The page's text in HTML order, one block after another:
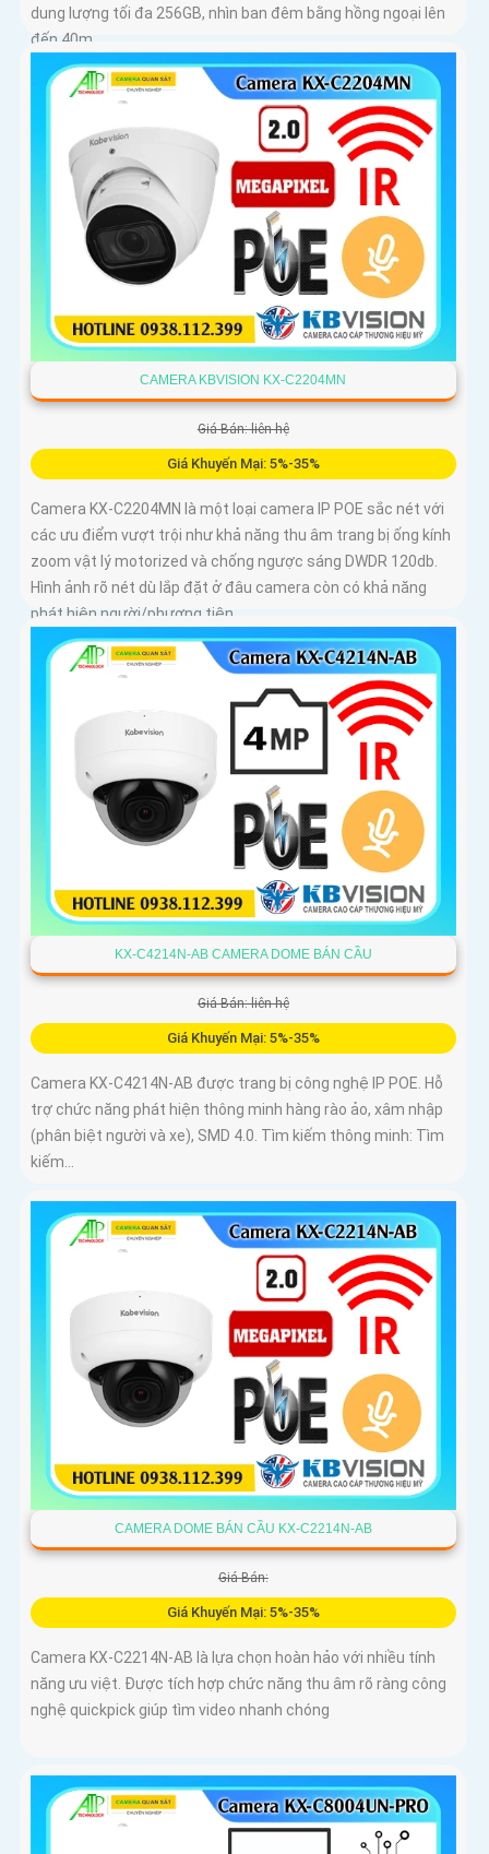
dung lượng tối đa 256GB, nhìn ban đêm bằng hồng ngoại lên
đến 40m
CAMERA KBVISION KX-C2204MN
Giá Bán: liên hệ
Giá Khuyến Mại: 5%-35%
Camera KX-C2204MN là một loại camera IP POE sắc nét với
các ưu điểm vượt trội như khả năng thu âm trang bị ống kính
zoom vật lý motorized và chống ngược sáng DWDR 120db.
Hình ảnh rõ nét dù lắp đặt ở đâu camera còn có khả năng
phát hiện người/phương tiện
KX-C4214N-AB CAMERA DOME BÁN CẦU
Giá Bán: liên hệ
Giá Khuyến Mại: 5%-35%
Camera KX-C4214N-AB được trang bị công nghệ IP POE. Hỗ
trợ chức năng phát hiện thông minh hàng rào ảo, xâm nhập
(phân biệt người và xe), SMD 4.0. Tìm kiếm thông minh: Tìm
kiếm...
CAMERA DOME BÁN CẦU KX-C2214N-AB
Giá Bán:
Giá Khuyến Mại: 5%-35%
Camera KX-C2214N-AB là lựa chọn hoàn hảo với nhiều tính
năng ưu việt. Được tích hợp chức năng thu âm rõ ràng công
nghệ quickpick giúp tìm video nhanh chóng